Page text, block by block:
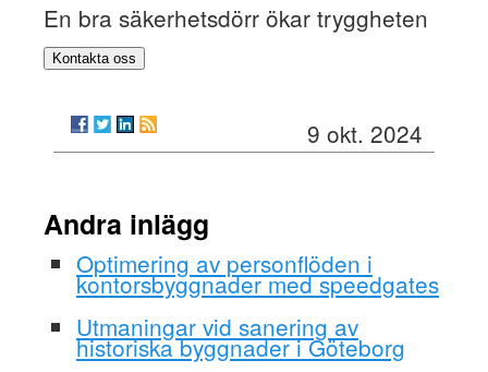
En bra säkerhetsdörr ökar tryggheten
Kontakta oss
9 okt. 2024
Andra inlägg
Optimering av personflöden i
kontorsbyggnader med speedgates
Utmaningar vid sanering av
historiska byggnader i Göteborg